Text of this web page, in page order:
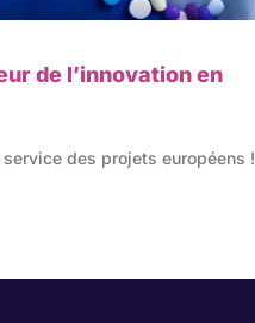
de l’innovation en
des projets européens !